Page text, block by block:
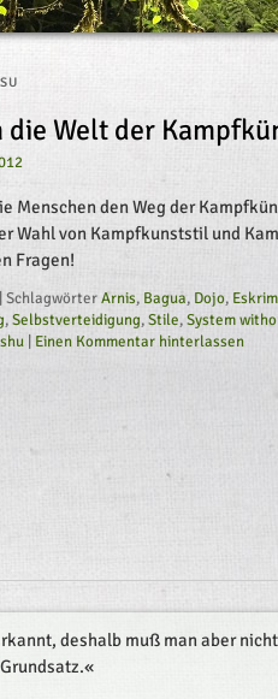
Welt der
Menschen den Weg der
Wahl von Kampfkunststil und
Fragen!
SchlagwörterArnis, Bagua, Dojo,
,Selbstverteidigung,Stile,System
Einen Kommentar hinterlassen
deshalb muß man aber
«